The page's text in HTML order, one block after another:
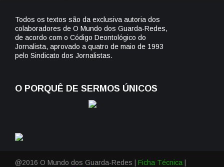
Todos os textos são da exclusiva autoria dos
colaboradores de O Mundo dos Guarda-Redes,
de acordo com o Código Deontológico do
Jornalista, aprovado a quatro de maio de 1993
pelo Sindicato dos Jornalistas.
O PORQUÊ DE SERMOS ÚNICOS
@2016 O Mundo dos Guarda-Redes | Ficha Técnica